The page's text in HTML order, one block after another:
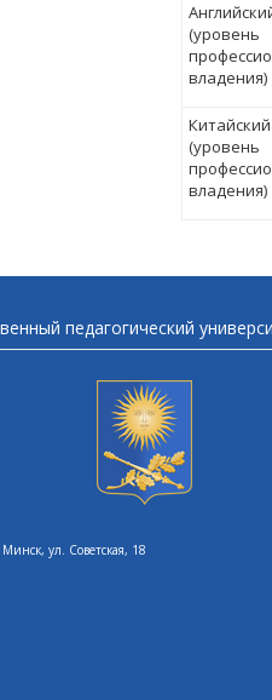
(уровень
владения)
(уровень
владения)
педагогический
ул. Советская, 18